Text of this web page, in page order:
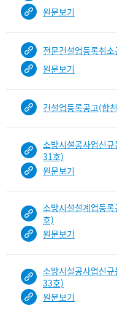
원문보기
전문건설업등록취
원문보기
건설업등록공고(합
소방시설공사업신
31호)
원문보기
소방시설설계업등
호)
원문보기
소방시설공사업신
33호)
원문보기